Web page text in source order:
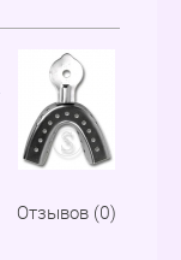
Отзывов (0)